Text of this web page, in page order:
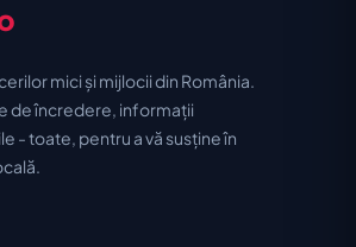
mici și mijlocii din România.
de încredere, informații
- toate, pentru a vă susține în